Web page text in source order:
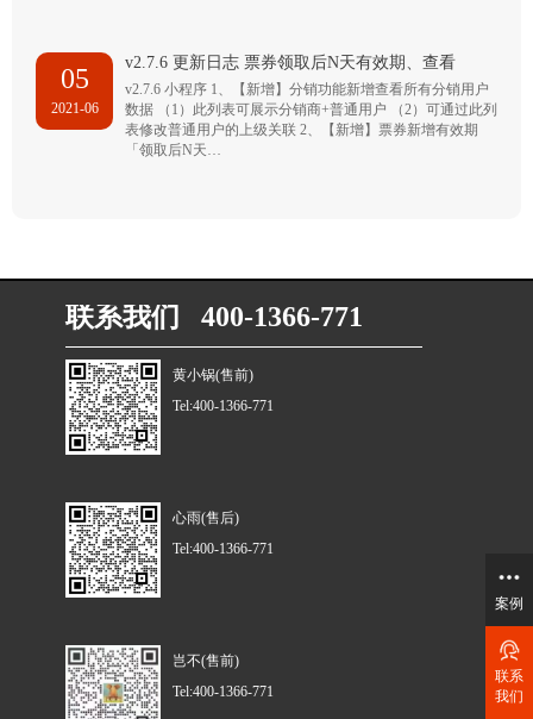
05
2021-06
v2.7.6 更新日志 票券领取后N天有效期、查看
v2.7.6 小程序 1、【新增】分销功能新增查看所有分销用户
数据 （1）此列表可展示分销商+普通用户 （2）可通过此列
表修改普通用户的上级关联 2、【新增】票券新增有效期
「领取后N天…
联系我们 400-1366-771
黄小锅(售前)
Tel:400-1366-771
心雨(售后)
Tel:400-1366-771
岂不(售前)
Tel:400-1366-771
案例
联系
我们